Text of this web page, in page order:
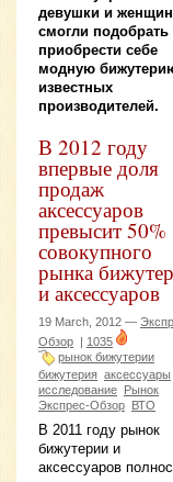
девушки и
смогли подобрать
приобрести себе
модную
известных
производителей.
В 2012 году
впервые доля
продаж
аксессуаров
превысит 50%
совокупного
рынка
и аксессуаров
19 March, 2012 —
Обзор
1035
рынок бижутерии
бижутерия аксессуары
исследование
Рынок
Экспрес-Обзор
ВТО
В 2011 году рынок
бижутерии и
аксессуаров